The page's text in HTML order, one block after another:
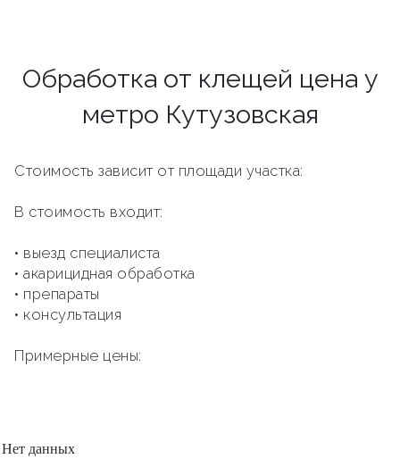
Обработка от клещей цена у
метро Кутузовская
Стоимость зависит от площади участка:
В стоимость входит:
• выезд специалиста
• акарицидная обработка
• препараты
• консультация
Примерные цены:
Нет данных